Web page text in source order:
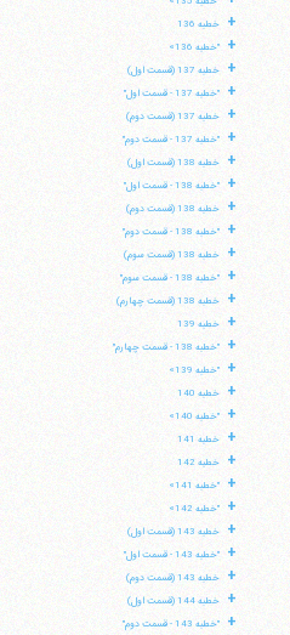
+ خطبه 136
+ "خطبه 136»
+ خطبه 137 (قسمت اول)
+ "خطبه 137 - قسمت اول"
+ خطبه 137 (قسمت دوم)
+ "خطبه 137 - قسمت دوم"
+ خطبه 138 (قسمت اول)
+ "خطبه 138 - قسمت اول"
+ خطبه 138 (قسمت دوم)
+ "خطبه 138 - قسمت دوم"
+ خطبه 138 (قسمت سوم)
+ "خطبه 138 - قسمت سوم"
+ خطبه 138 (قسمت چهارم)
+ خطبه 139
+ "خطبه 138 - قسمت چهارم"
+ "خطبه 139»
+ خطبه 140
+ "خطبه 140»
+ خطبه 141
+ خطبه 142
+ "خطبه 141»
+ "خطبه 142»
+ خطبه 143 (قسمت اول)
+ "خطبه 143 - قسمت اول"
+ خطبه 143 (قسمت دوم)
+ خطبه 144 (قسمت اول)
+ "خطبه 143 - قسمت دوم"